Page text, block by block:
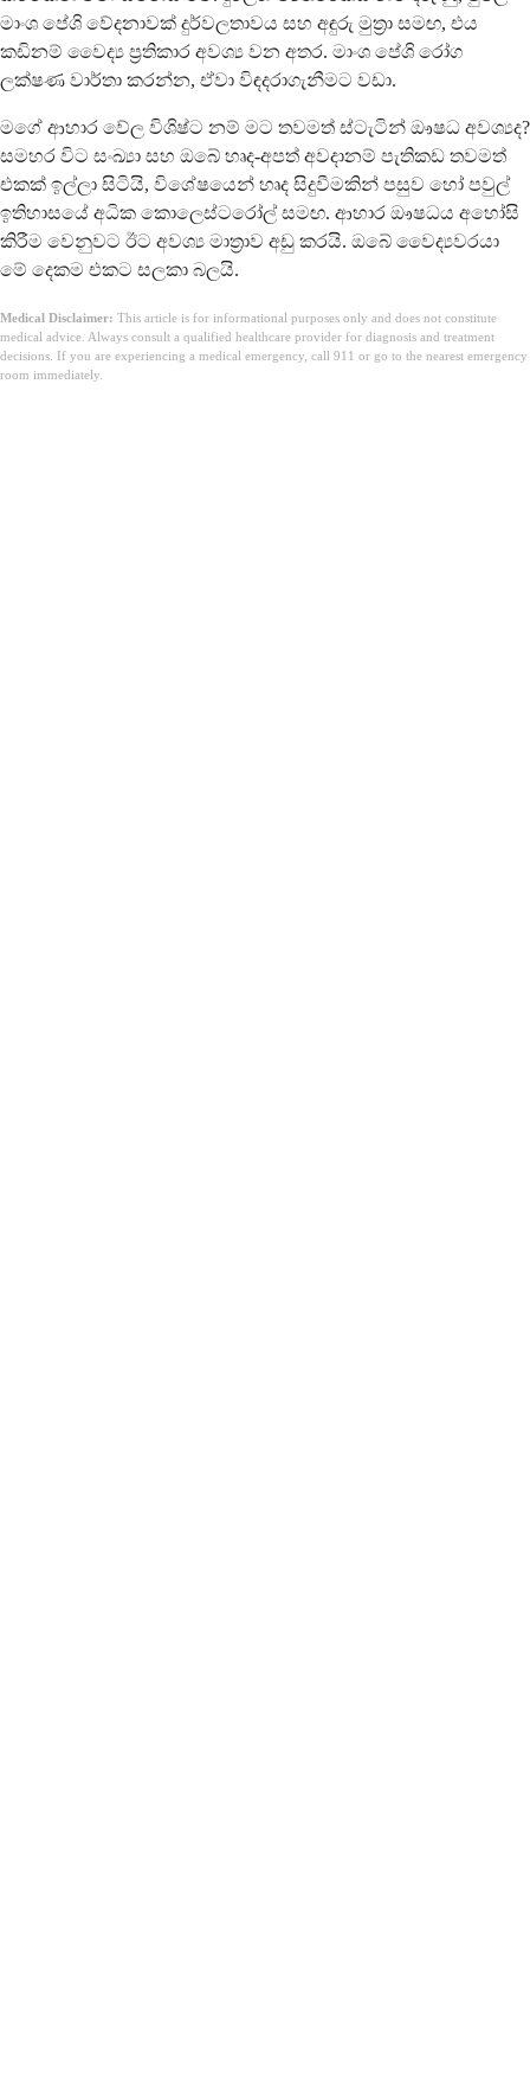
මාංශ පේශි වේදනාවක් දුර්වලතාවය සහ අඳුරු මුත්‍රා සමඟ, එය
කඩිනම් වෛද්‍ය ප්‍රතිකාර අවශ්‍ය වන අතර. මාංශ පේශි රෝග
ලක්ෂණ වාර්තා කරන්න, ඒවා විඳදරාගැනීමට වඩා.
මගේ ආහාර වේල විශිෂ්ට නම් මට තවමත් ස්ටැටින් ඖෂධ අවශ්‍යද?
සමහර විට සංඛ්‍යා සහ ඔබේ හෘද-අපත් අවදානම් පැතිකඩ තවමත්
එකක් ඉල්ලා සිටියි, විශේෂයෙන් හෘද සිදුවීමකින් පසුව හෝ පවුල්
ඉතිහාසයේ අධික කොලෙස්ටරෝල් සමඟ. ආහාර ඖෂධය අහෝසි
කිරීම වෙනුවට ඊට අවශ්‍ය මාත්‍රාව අඩු කරයි. ඔබේ වෛද්‍යවරයා
මේ දෙකම එකට සලකා බලයි.
Medical Disclaimer: This article is for informational purposes only and does not constitute
medical advice. Always consult a qualified healthcare provider for diagnosis and treatment
decisions. If you are experiencing a medical emergency, call 911 or go to the nearest emergency
room immediately.